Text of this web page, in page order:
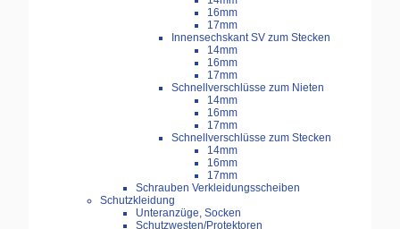
16mm
17mm
Innensechskant SV zum Stecken
14mm
16mm
17mm
Schnellverschlüsse zum Nieten
14mm
16mm
17mm
Schnellverschlüsse zum Stecken
14mm
16mm
17mm
Schrauben Verkleidungsscheiben
Schutzkleidung
Unteranzüge, Socken
Schutzwesten/Protektoren